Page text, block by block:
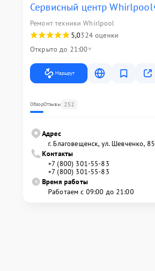
Сервисный центр Whirlpool
Ремонт техники Whirlpool
5,0324 оценки
Открыто до 21:00
Маршрут
ОбзорОтзывы 252
Адрес
г. Благовещенск, ул. Шевченко, 85
Контакты
+7 (800) 301-55-83
+7 (800) 301-55-83
Время работы
Работаем с 09:00 до 21:00